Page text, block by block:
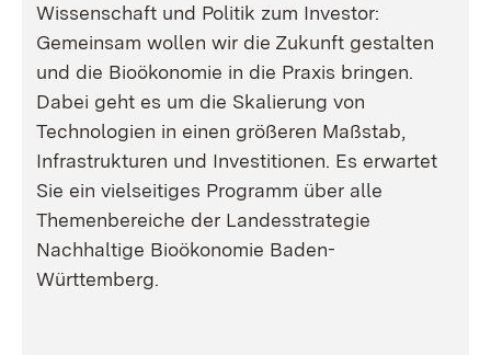
Wissenschaft und Politik zum Investor:
Gemeinsam wollen wir die Zukunft gestalten
und die Bioökonomie in die Praxis bringen.
Dabei geht es um die Skalierung von
Technologien in einen größeren Maßstab,
Infrastrukturen und Investitionen. Es erwartet
Sie ein vielseitiges Programm über alle
Themenbereiche der Landesstrategie
Nachhaltige Bioökonomie Baden-
Württemberg.